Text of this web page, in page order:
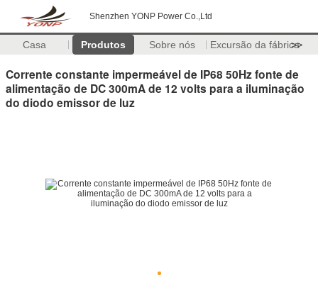
Shenzhen YONP Power Co.,Ltd
Casa Produtos Sobre nós Excursão da fábrica
>>
Corrente constante impermeável de IP68 50Hz fonte de
alimentação de DC 300mA de 12 volts para a iluminação
do diodo emissor de luz